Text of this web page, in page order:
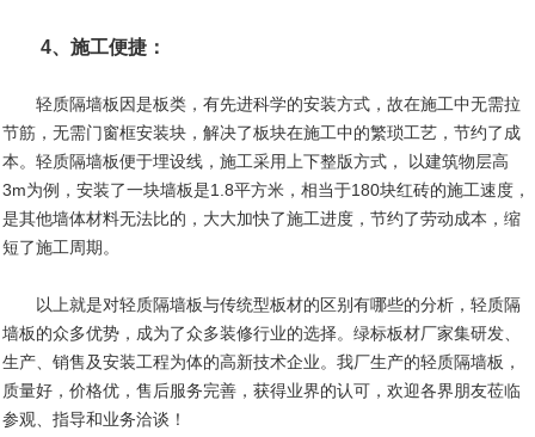
4、施工便捷：
轻质隔墙板因是板类，有先进科学的安装方式，故在施工中无需拉
节筋，无需门窗框安装块，解决了板块在施工中的繁琐工艺，节约了成
本。轻质隔墙板便于埋设线，施工采用上下整版方式， 以建筑物层高
3m为例，安装了一块墙板是1.8平方米，相当于180块红砖的施工速度，
是其他墙体材料无法比的，大大加快了施工进度，节约了劳动成本，缩
短了施工周期。
以上就是对轻质隔墙板与传统型板材的区别有哪些的分析，轻质隔
墙板的众多优势，成为了众多装修行业的选择。绿标板材厂家集研发、
生产、销售及安装工程为体的高新技术企业。我厂生产的轻质隔墙板，
质量好，价格优，售后服务完善，获得业界的认可，欢迎各界朋友莅临
参观、指导和业务洽谈！